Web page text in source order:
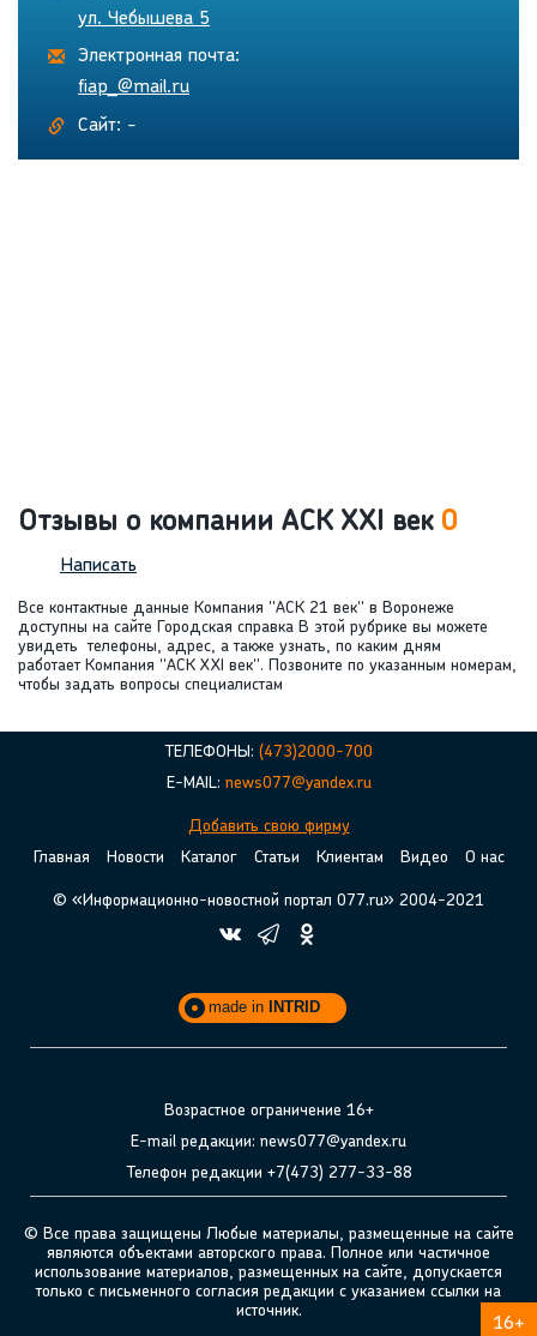
ул. Чебышева 5
Электронная почта:
fiap_@mail.ru
Сайт: -
Отзывы о компании АСК ХХI век 0
Написать
Все контактные данные Компания "АСК 21 век" в Воронеже
доступны на сайте Городская справка В этой рубрике вы можете
увидеть телефоны, адрес, а также узнать, по каким дням
работает Компания "АСК XXI век". Позвоните по указанным номерам,
чтобы задать вопросы специалистам
ТЕЛЕФОНЫ: (473)2000-700
E-MAIL: news077@yandex.ru
Добавить свою фирму
Главная
Новости Каталог Статьи Клиентам Видео О нас
© «Информационно-новостной портал 077.ru» 2004-2021
made in INTRID
Возрастное ограничение 16+
E-mail редакции: news077@yandex.ru
Телефон редакции +7(473) 277-33-88
© Все права защищены Любые материалы, размещенные на сайте
являются объектами авторского права. Полное или частичное
использование материалов, размещенных на сайте, допускается
только с письменного согласия редакции с указанием ссылки на
источник.
16+